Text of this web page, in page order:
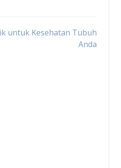
untuk Kesehatan Tubuh
Anda